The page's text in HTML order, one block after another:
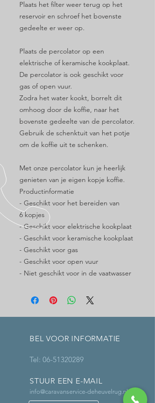
Plaats het filter weer terug op het
reservoir en schroef het bovenste
gedeelte er weer op.
Plaats de percolator op een
elektrische of keramische kookplaat.
De percolator is ook geschikt voor
gas of open vuur.
Zodra het water kookt, borrelt dit
omhoog door de koffie, naar het
bovenste gedeelte van de percolator.
Gebruik de schenktuit van het potje
om de koffie uit te schenken.
Met onze percolator kun je heerlijk
genieten van je eigen kopje koffie.
Productinformatie
- Geschikt voor het bereiden van
6 kopjes
- Geschikt voor elektrische kookplaat
- Geschikt voor keramische kookplaat
- Geschikt voor gas
- Geschikt voor open vuur
- Niet geschikt voor in de vaatwasser
BEL VOOR INFORMATIE
Tel: 06-51320289
STUUR EEN E-MAIL
info@caravanservice-deheuvelrug.nl